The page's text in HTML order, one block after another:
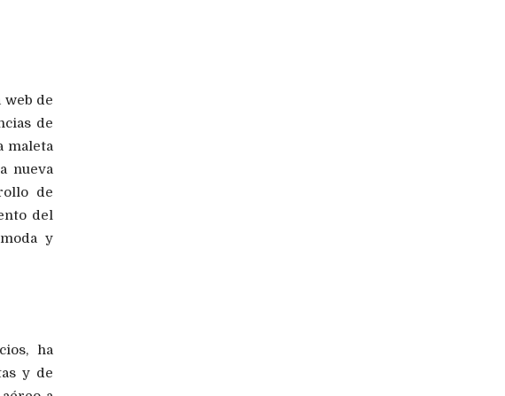
web de
de
maleta
nueva
de
del
y
ha
y de